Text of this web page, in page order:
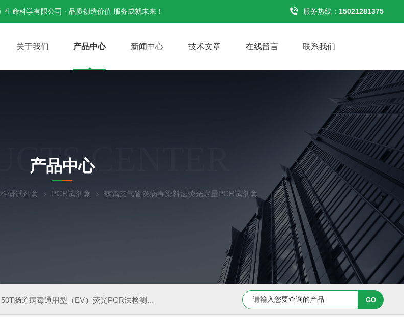
生命科学有限公司 · 品质创造价值 服务成就未来！ 服务热线： 15021281375
关于我们 产品中心 新闻中心 技术文章 在线留言 联系我们
CENTER
产品中心
科研试剂盒 PCR试剂盒 鹌鹑支气管炎病毒染料法荧光定量PCR试剂盒
50T肠道病毒通用型（EV）荧光PCR法检测试剂盒 Capan-1 细胞专用培养基 Caov-3 细胞专用培养基